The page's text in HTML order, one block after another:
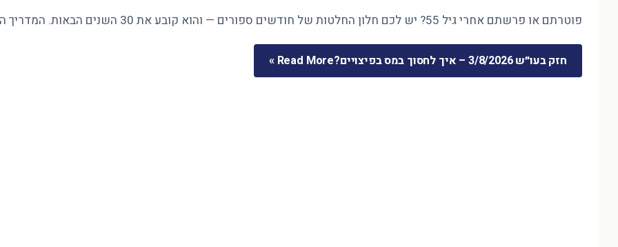
פוטרתם או פרשתם אחרי גיל 55? יש לכם חלון החלטות של חודשים ספורים — והוא קובע את 30 השנים הבאות. המדריך המלא לכסף שמשתחרר …
חזק בעו״ש 3/8/2026 – איך לחסוך במס בפיצויים? Read More »